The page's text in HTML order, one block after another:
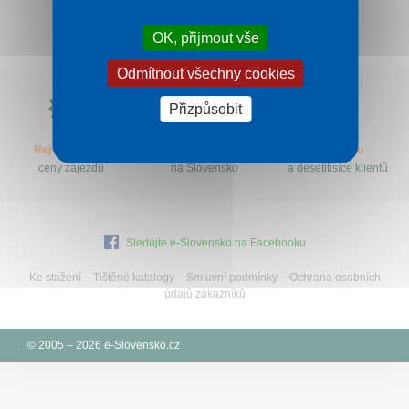
Nejvýhodnější
ceny zájezdů
na Slovensko
let na trhu
a desetitisíce klientů
Sledujte e-Slovensko na Facebooku
Ke stažení – Tištěné katalogy– Smluvní podmínky– Ochrana osobních
údajů zákazníků
© 2005 – 2026 e-Slovensko.cz
OK, přijmout vše
Odmítnout všechny cookies
Přizpůsobit